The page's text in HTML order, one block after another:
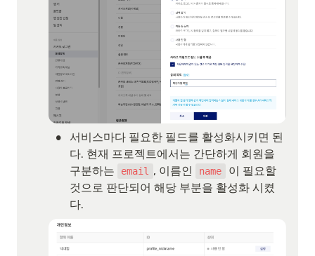
•
서비스마다 필요한 필드를 활성화시키면 된
다. 현재 프로젝트에서는 간단하게 회원을
구분하는
email , 이름인 name
이 필요할
것으로 판단되어 해당 부분을 활성화 시켰
다.